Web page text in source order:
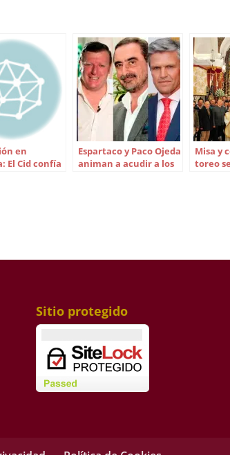
en
El Cid confía
Espartaco y Paco Ojeda
animan a acudir a los
Misa y
toreo
Sitio protegido